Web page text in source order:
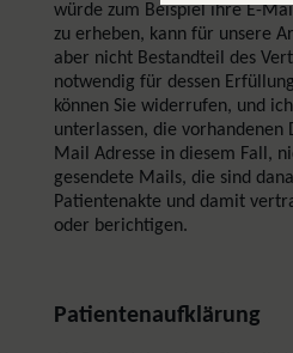
würde zum Beispiel ihre E-
zu erheben, kann für unsere
aber nicht Bestandteil des
notwendig für dessen
können Sie widerrufen, und
unterlassen, die vorhandenen
Mail Adresse in diesem Fall,
gesendete Mails, die sind
Patientenakte und damit
oder berichtigen.
Patientenaufklärung